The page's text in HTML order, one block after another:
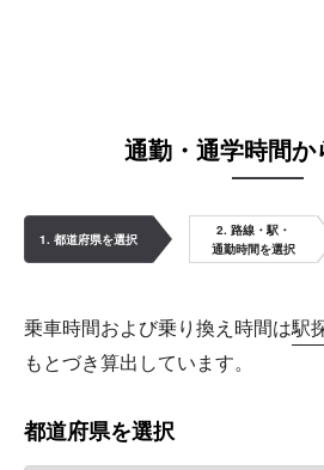
通勤・通学時間か
1. 都道府県を選択
2. 路線・駅・
通勤時間を選択
乗車時間および乗り換え時間は駅
もとづき算出しています。
都道府県を選択